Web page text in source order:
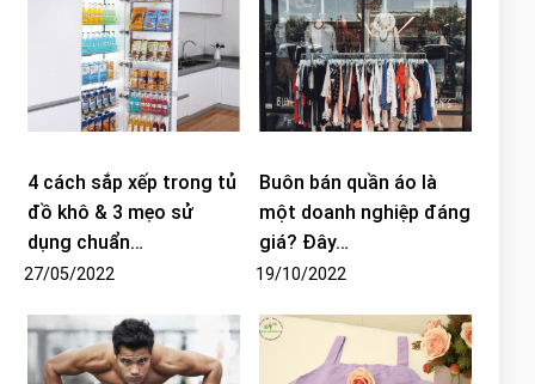
4 cách sắp xếp trong tủ
đồ khô & 3 mẹo sử
dụng chuẩn…
27/05/2022
Buôn bán quần áo là
một doanh nghiệp đáng
giá? Đây…
19/10/2022